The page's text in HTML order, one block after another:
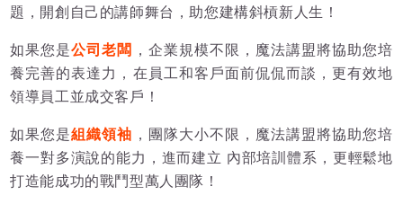
題，開創自己的講師舞台，助您建構斜槓新人生！
如果您是公司老闆 ，企業規模不限，魔法講盟將協助您培
養完善的表達力，在員工和客戶面前侃侃而談，更有效地
領導員工並成交客戶！
如果您是組織領袖 ，團隊大小不限，魔法講盟將協助您培
養一對多演說的能力，進而建立 內部培訓體系，更輕鬆地
打造能成功的戰鬥型萬人團隊！